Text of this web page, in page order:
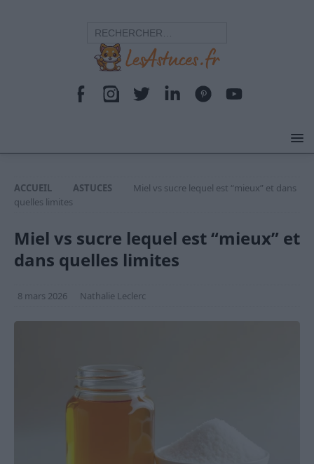
ACCUEIL ASTUCES
Miel vs sucre lequel est “mieux” et dans
quelles limites
Miel vs sucre lequel est “mieux” et
dans quelles limites
8 mars 2026 Nathalie Leclerc